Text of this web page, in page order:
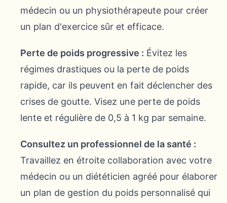
médecin ou un physiothérapeute pour créer
un plan d'exercice sûr et efficace.
Perte de poids progressive : Évitez les
régimes drastiques ou la perte de poids
rapide, car ils peuvent en fait déclencher des
crises de goutte. Visez une perte de poids
lente et régulière de 0,5 à 1 kg par semaine.
Consultez un professionnel de la santé :
Travaillez en étroite collaboration avec votre
médecin ou un diététicien agréé pour élaborer
un plan de gestion du poids personnalisé qui